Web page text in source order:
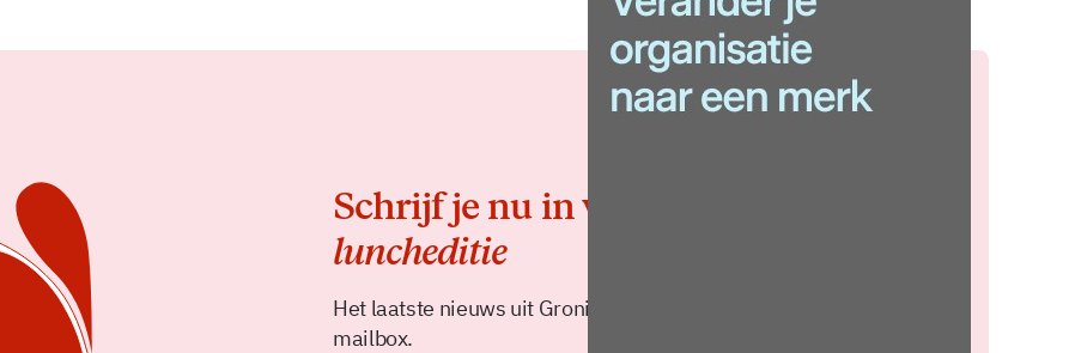
Schrijf je nu in voor de
luncheditie
Het laatste nieuws uit Groningen elke middag in je
mailbox.